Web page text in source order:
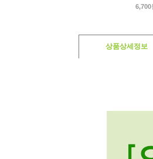
6,700
상품상세정보